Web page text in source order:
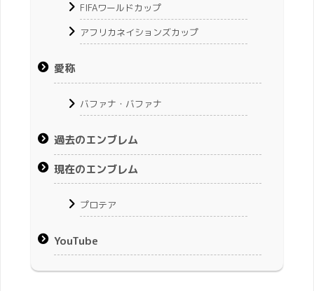
FIFAワールドカップ
アフリカネイションズカップ
愛称
バファナ・バファナ
過去のエンブレム
現在のエンブレム
プロテア
YouTube